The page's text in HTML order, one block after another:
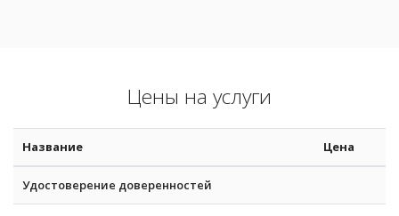
Цены на услуги
Название Цена
Удостоверение доверенностей